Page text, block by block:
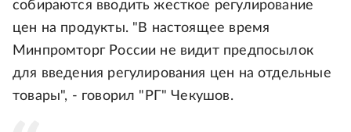
собираются вводить жесткое регулирование
цен на продукты. "В настоящее время
Минпромторг России не видит предпосылок
для введения регулирования цен на отдельные
товары", - говорил "РГ" Чекушов.